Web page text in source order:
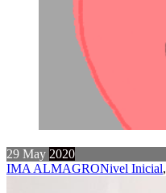
29 May 2020
IMA ALMAGRONivel Inicial,